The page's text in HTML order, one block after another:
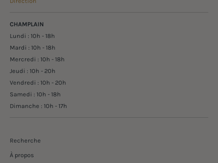
CHAMPLAIN
Lundi : 10h - 18h
Mardi : 10h - 18h
Mercredi : 10h - 18h
Jeudi : 10h - 20h
Vendredi : 10h - 20h
Samedi : 10h - 18h
Dimanche : 10h - 17h
Recherche
À propos